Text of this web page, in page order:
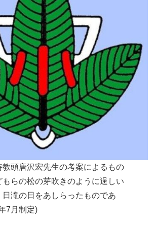
教頭唐沢宏先生の考案によるもの
もらの松の芽吹きのように逞しい
日滝の日をあしらったものであ
7月制定)